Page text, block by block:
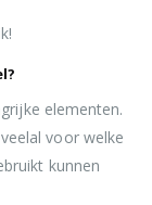
elementen.
voor welke
kunnen